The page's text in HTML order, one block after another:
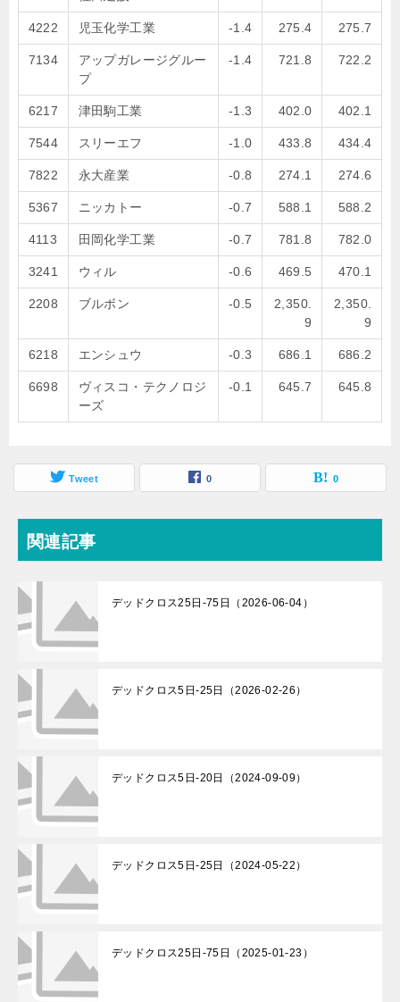
4222 児玉化学工業 -1.4 275.4 275.7
7134
アップガレージグルー
プ
-1.4 721.8 722.2
6217 津田駒工業 -1.3 402.0 402.1
7544 スリーエフ -1.0 433.8 434.4
7822 永大産業 -0.8 274.1 274.6
5367 ニッカトー -0.7 588.1 588.2
4113 田岡化学工業 -0.7 781.8 782.0
3241 ウィル -0.6 469.5 470.1
2208 ブルボン -0.5
2,350.
9
2,350.
9
6218 エンシュウ -0.3 686.1 686.2
6698
ヴィスコ・テクノロジ
ーズ
-0.1 645.7 645.8
Tweet 0 0
関連記事
デッドクロス25日-75日（2026-06-04）
デッドクロス5日-25日（2026-02-26）
デッドクロス5日-20日（2024-09-09）
デッドクロス5日-25日（2024-05-22）
デッドクロス25日-75日（2025-01-23）